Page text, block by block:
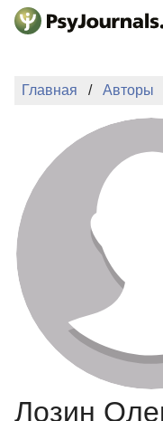
Перейти к основному
Регистрация
Главная Авторы
Лозин